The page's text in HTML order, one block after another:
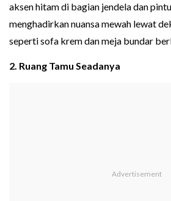
aksen hitam di bagian jendela dan
menghadirkan nuansa mewah lewat
seperti sofa krem dan meja bundar
2. Ruang Tamu Seadanya